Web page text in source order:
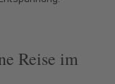
Reise im